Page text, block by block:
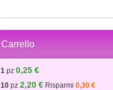
Carrello
1pz 0,25 €
10pz 2,20 €Risparmi 0,30 €